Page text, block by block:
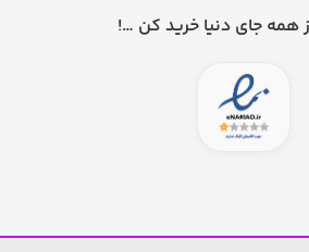
همه جای دنیا خرید کن …!